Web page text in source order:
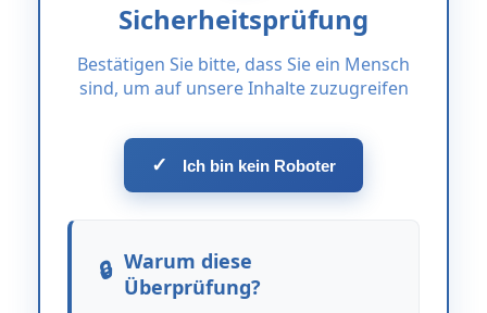
Sicherheitsprüfung
Bestätigen Sie bitte, dass Sie ein Mensch
sind, um auf unsere Inhalte zuzugreifen
✓ Ich bin kein Roboter
Warum diese
Überprüfung?